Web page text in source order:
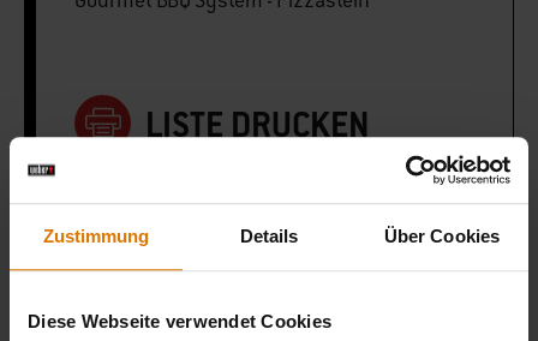
Zustimmung Details Über Cookies
Diese Webseite verwendet Cookies
LISTE DRUCKEN
Sei perfekt vorbereitet